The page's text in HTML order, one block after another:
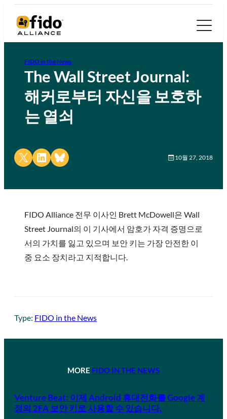
FIDO in the News
The Wall Street Journal:
해커로부터 자신을 보호하
는 열쇠
Share on X Share on LinkedIn
Share on Bluesky 10월 27, 2018
FIDO Alliance 전무 이사인 Brett McDowell은 Wall
Street Journal의 이 기사에서 암호가 자격 증명으로
서의 가치를 잃고 있으며 보안 키는 가장 안전한 이
중 요소 장치라고 지적합니다.
Type: FIDO in the News
MORE FIDO IN THE NEWS
Venture Beat: 이제 Android 휴대전화를 Google 계
정의 2FA 보안 키로 사용할 수 있습니다.